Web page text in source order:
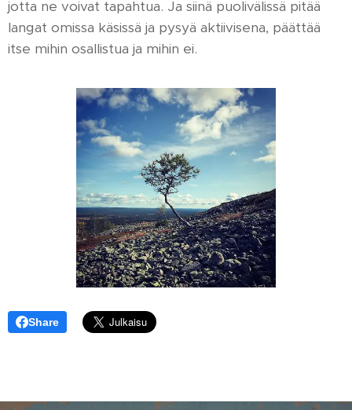
jotta ne voivat tapahtua. Ja siinä puolivälissä pitää
langat omissa käsissä ja pysyä aktiivisena, päättää
itse mihin osallistua ja mihin ei.
Share